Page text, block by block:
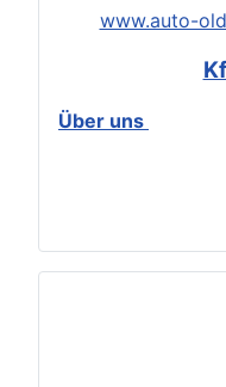
www.auto-
Über uns